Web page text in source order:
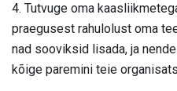
4. Tutvuge oma
praegusest rahulolust oma
nad sooviksid lisada, ja
kõige paremini teie